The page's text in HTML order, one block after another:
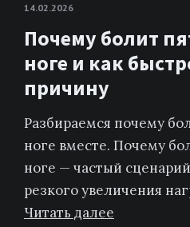
14.02.2026
Почему болит
ноге и как
причину
Разбираемся почему
ноге вместе. Почему
ноге — частый
резкого увеличения
Читать далее